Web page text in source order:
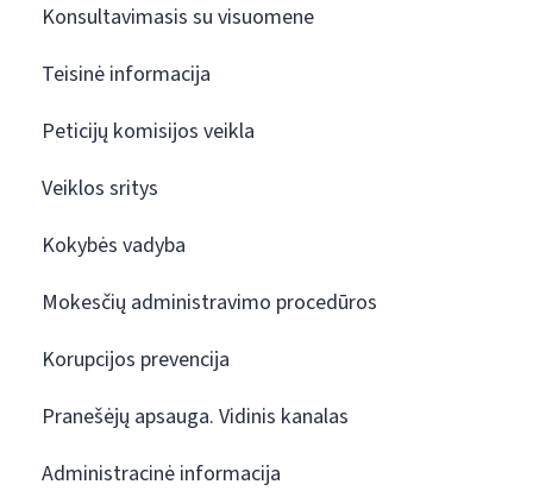
Konsultavimasis su visuomene
Teisinė informacija
Peticijų komisijos veikla
Veiklos sritys
Kokybės vadyba
Mokesčių administravimo procedūros
Korupcijos prevencija
Pranešėjų apsauga. Vidinis kanalas
Administracinė informacija